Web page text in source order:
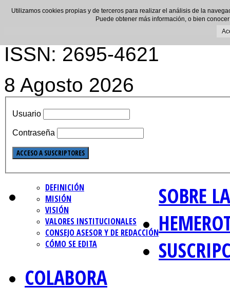
ISSN: 2695-4621
8 Agosto 2026
Usuario
Contraseña
SOBRE
DEFINICIÓN
MISIÓN
VISIÓN
VALORES INSTITUCIONALES
CONSEJO ASESOR Y DE REDACCIÓN
CÓMO SE EDITA
COLABORA
Utilizamos cookies propias y de terceros para realizar el análisis de la
Puede obtener más información, o bien